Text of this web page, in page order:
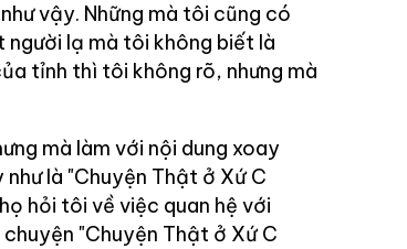
vậy. Những mà tôi cũng có
lạ mà tôi không biết là
tỉnh thì tôi không rõ, nhưng mà
mà làm với nội dung xoay
là "Chuyện Thật ở Xứ C
hỏi tôi về việc quan hệ với
"Chuyện Thật ở Xứ C